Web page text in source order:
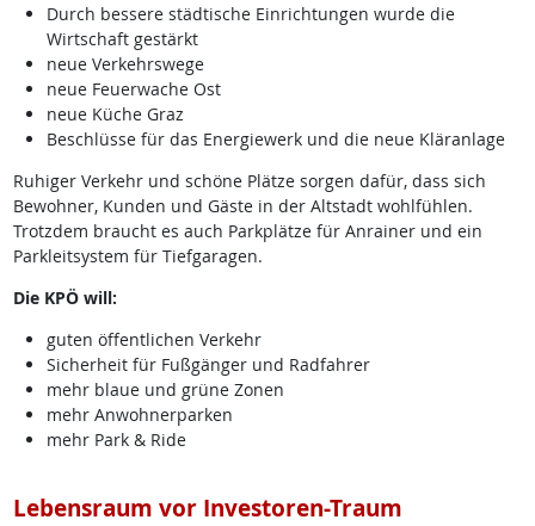
Durch bessere städtische Einrichtungen wurde die
Wirtschaft gestärkt
neue Verkehrswege
neue Feuerwache Ost
neue Küche Graz
Beschlüsse für das Energiewerk und die neue Kläranlage
Ruhiger Verkehr und schöne Plätze sorgen dafür, dass sich
Bewohner, Kunden und Gäste in der Altstadt wohlfühlen.
Trotzdem braucht es auch Parkplätze für Anrainer und ein
Parkleitsystem für Tiefgaragen.
Die KPÖ will:
guten öffentlichen Verkehr
Sicherheit für Fußgänger und Radfahrer
mehr blaue und grüne Zonen
mehr Anwohnerparken
mehr Park & Ride
Lebensraum vor Investoren-Traum